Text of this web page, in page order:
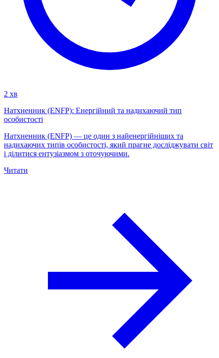
2 хв
Натхненник (ENFP): Енергійний та надихаючий тип
особистості
Натхненник (ENFP) — це один з найенергійніших та
надихаючих типів особистості, який прагне досліджувати світ
і ділитися ентузіазмом з оточуючими.
Читати